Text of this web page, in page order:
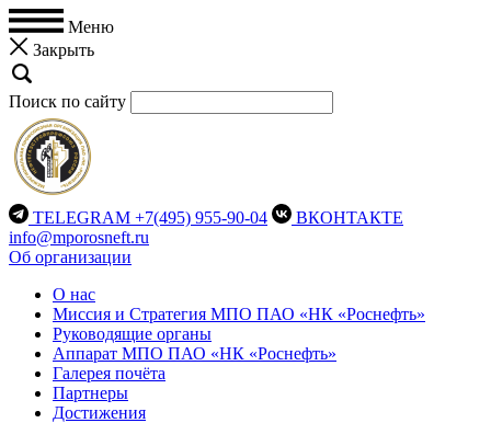
Меню
Закрыть
Поиск по сайту
TELEGRAM +7(495) 955-90-04
ВКОНТАКТЕ
info@mporosneft.ru
Об организации
О нас
Миссия и Стратегия МПО ПАО «НК «Роснефть»
Руководящие органы
Аппарат МПО ПАО «НК «Роснефть»
Галерея почёта
Партнеры
Достижения